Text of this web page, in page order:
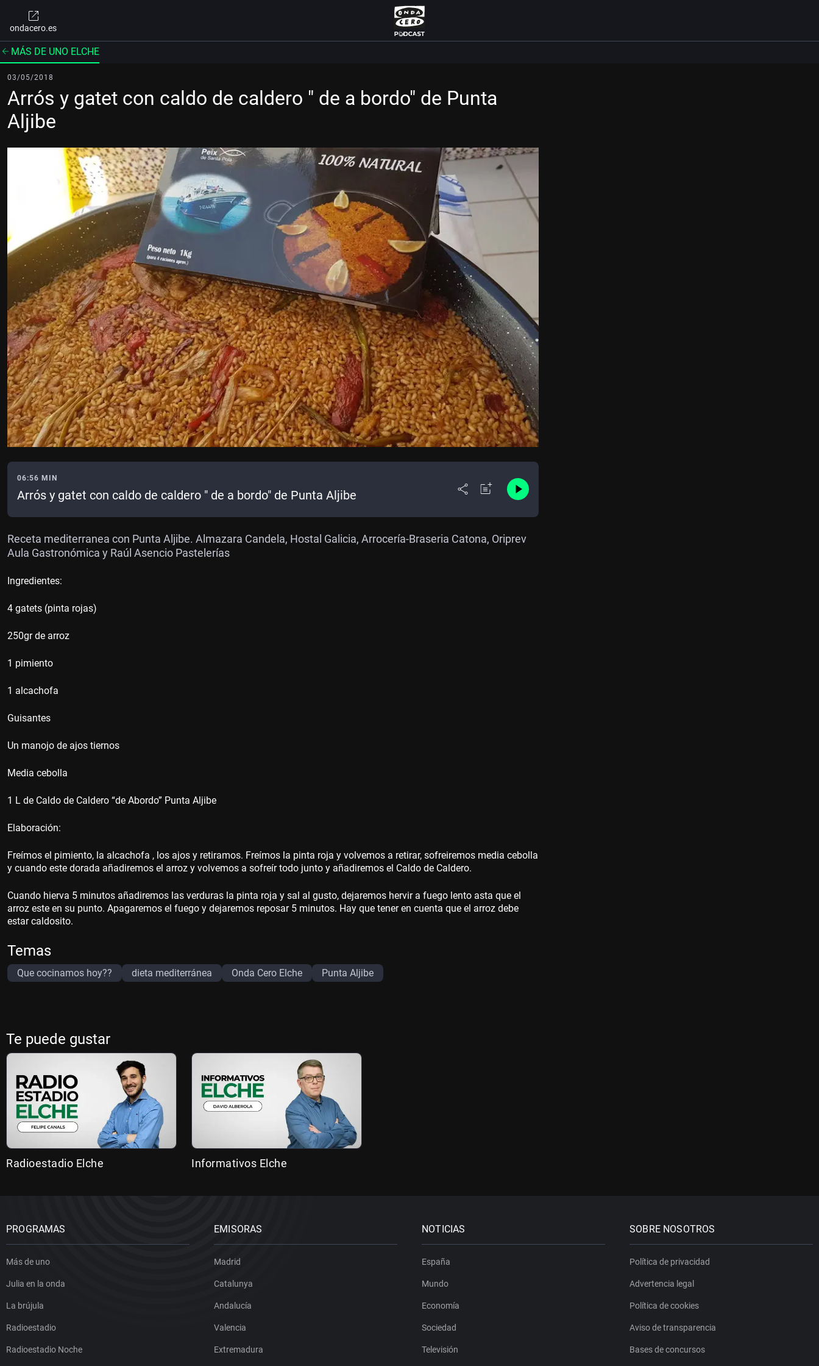
ondacero.es
MÁS DE UNO ELCHE
03/05/2018
Arrós y gatet con caldo de caldero " de a bordo" de Punta
Aljibe
06:56 MIN
Arrós y gatet con caldo de caldero " de a bordo" de Punta Aljibe
Receta mediterranea con Punta Aljibe. Almazara Candela, Hostal Galicia, Arrocería-Braseria Catona, Oriprev
Aula Gastronómica y Raúl Asencio Pastelerías
Ingredientes:
4 gatets (pinta rojas)
250gr de arroz
1 pimiento
1 alcachofa
Guisantes
Un manojo de ajos tiernos
Media cebolla
1 L de Caldo de Caldero “de Abordo” Punta Aljibe
Elaboración:
Freímos el pimiento, la alcachofa , los ajos y retiramos. Freímos la pinta roja y volvemos a retirar, sofreiremos media cebolla
y cuando este dorada añadiremos el arroz y volvemos a sofreír todo junto y añadiremos el Caldo de Caldero.
Cuando hierva 5 minutos añadiremos las verduras la pinta roja y sal al gusto, dejaremos hervir a fuego lento asta que el
arroz este en su punto. Apagaremos el fuego y dejaremos reposar 5 minutos. Hay que tener en cuenta que el arroz debe
estar caldosito.
Temas
Que cocinamos hoy?? dieta mediterránea Onda Cero Elche Punta Aljibe
Te puede gustar
Radioestadio Elche Informativos Elche
PROGRAMAS
Más de uno
Julia en la onda
La brújula
Radioestadio
Radioestadio Noche
EMISORAS
Madrid
Catalunya
Andalucía
Valencia
Extremadura
NOTICIAS
España
Mundo
Economía
Sociedad
Televisión
SOBRE NOSOTROS
Política de privacidad
Advertencia legal
Política de cookies
Aviso de transparencia
Bases de concursos